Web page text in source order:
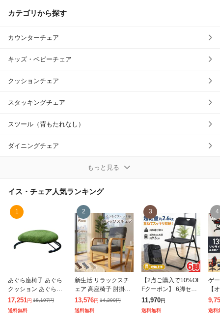
カテゴリから探す
カウンターチェア
キッズ・ベビーチェア
クッションチェア
スタッキングチェア
スツール（背もたれなし）
ダイニングチェア
パーソナルチェア
リクライニングチェア
ロッキングチェア
アームチェア
もっと見る
イス・チェア人気ランキング
1
あぐら座椅子 あぐら
クッション あぐらチ
ェア あぐら椅子 姿勢
矯正 低い 椅子 腰痛 骨
盤矯正 座椅子 座イス
17,251円 18,197円
送料無料
2
新生活 リラックスチ
ェア 高座椅子 肘掛け
肘付き 高さ調節 リク
ライニング 角度調節
ヘッドレスト ヘッド
13,576円 14,290円
送料無料
3
【2点ご購入で10%OF
Fクーポン】 6脚セッ
ト 折りたたみチェア
パイプ椅子 折り畳み
椅子 コンパクト 軽量
11,970円
送料無料
4
ゲ
【
リ
ミ
れ
送料